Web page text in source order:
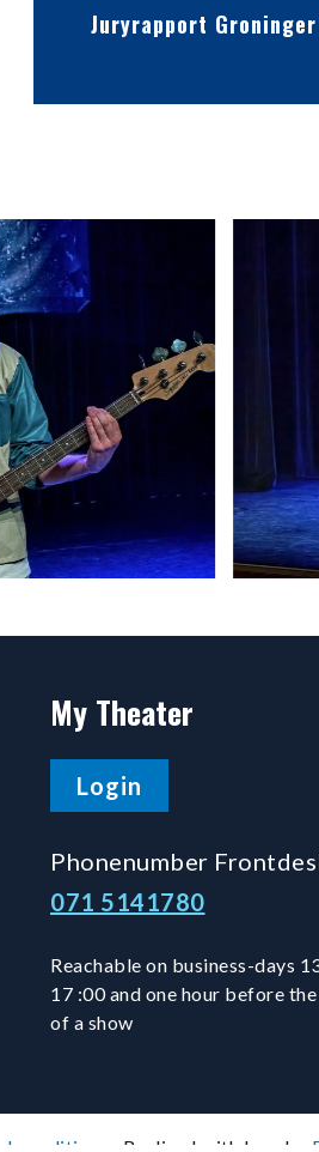
Juryrapport
My Theater
Login
Phonenumber
071 5141780
Reachable on business-days
17 :00 and one hour before
of a show
conditions Realised with love by